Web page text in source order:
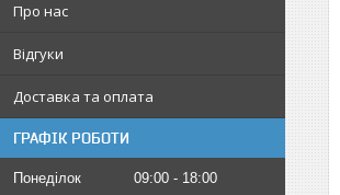
Про нас
Відгуки
Доставка та оплата
ГРАФІК РОБОТИ
Понеділок 09:00
18:00